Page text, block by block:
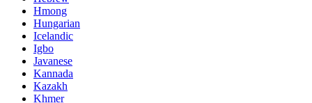
Hmong
Hungarian
Icelandic
Igbo
Javanese
Kannada
Kazakh
Khmer